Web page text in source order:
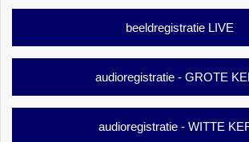
beeldregistratie LIVE
audioregistratie - GROTE
audioregistratie - WITTE